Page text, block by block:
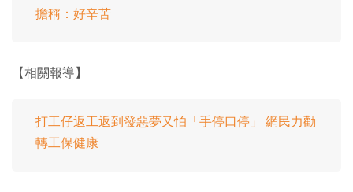
擔稱：好辛苦
【相關報導】
打工仔返工返到發惡夢又怕「手停口停」 網民力勸
轉工保健康